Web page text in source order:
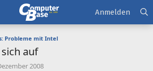
Anmelden
Probleme mit Intel
auf
2008